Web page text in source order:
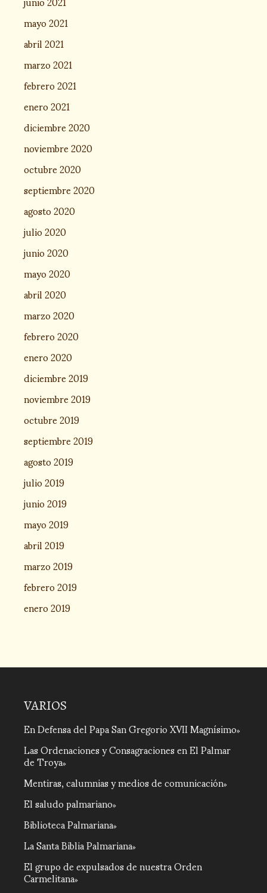
mayo 2021
abril 2021
marzo 2021
febrero 2021
enero 2021
diciembre 2020
noviembre 2020
octubre 2020
septiembre 2020
agosto 2020
julio 2020
junio 2020
mayo 2020
abril 2020
marzo 2020
febrero 2020
enero 2020
diciembre 2019
noviembre 2019
octubre 2019
septiembre 2019
agosto 2019
julio 2019
junio 2019
mayo 2019
abril 2019
marzo 2019
febrero 2019
enero 2019
VARIOS
En Defensa del Papa San Gregorio XVII Magnísimo
Las Ordenaciones y Consagraciones en El Palmar
de Troya
Mentiras, calumnias y medios de comunicación
El saludo palmariano
Biblioteca Palmariana
La Santa Biblia Palmariana
El grupo de expulsados de nuestra Orden
Carmelitana